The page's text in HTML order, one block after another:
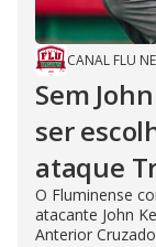
CANAL FLU
Sem
ser
ataque
O Fluminense
atacante John
Anterior